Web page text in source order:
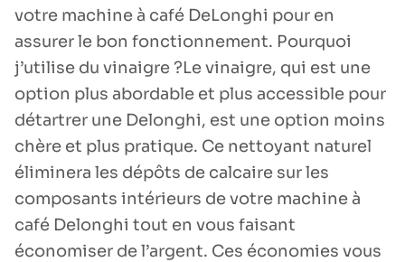
votre machine à café DeLonghi pour en
assurer le bon fonctionnement. Pourquoi
j’utilise du vinaigre ?Le vinaigre, qui est une
option plus abordable et plus accessible pour
détartrer une Delonghi, est une option moins
chère et plus pratique. Ce nettoyant naturel
éliminera les dépôts de calcaire sur les
composants intérieurs de votre machine à
café Delonghi tout en vous faisant
économiser de l’argent. Ces économies vous